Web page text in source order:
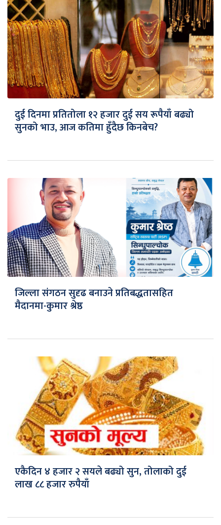
दुई दिनमा प्रतितोला १२ हजार दुई सय रूपैयाँ बढ्यो
सुनको भाउ, आज कतिमा हुँदैछ किनबेच?
जिल्ला संगठन सुदृढ बनाउने प्रतिबद्धतासहित
मैदानमा-कुमार श्रेष्ठ
एकैदिन ४ हजार २ सयले बढ्यो सुन, तोलाको दुई
लाख ८८ हजार रुपैयाँ